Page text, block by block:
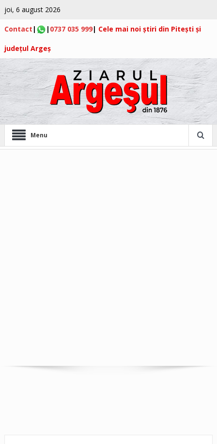
joi, 6 august 2026
Contact | | 0737 035 999| Cele mai noi știri din Pitești și
județul Argeș
Menu